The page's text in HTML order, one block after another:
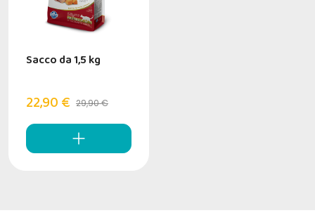
Sacco da 1,5 kg
22,90 € 29,90 €